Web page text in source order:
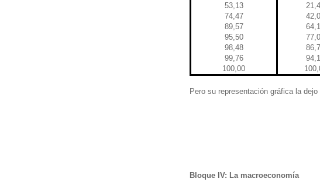
53,13
74,47
89,57
95,50
98,48
99,76
100,00
Pero su representación gráfica la dejo
Bloque IV: La macroeconomía